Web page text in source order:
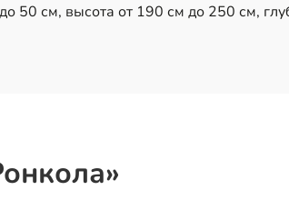
50 см, высота от 190 см до 250 см,